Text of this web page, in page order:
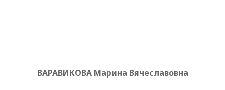
ВАРАВИКОВА Марина Вячеславовна